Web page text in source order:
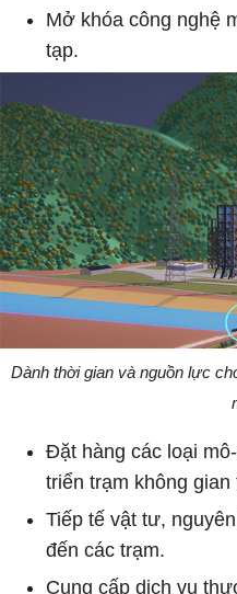
Mở khóa công nghệ
tạp.
Dành thời gian và nguồn lực
Đặt hàng các loại
triển trạm không
Tiếp tế vật tư,
đến các trạm.
Cung cấp dịch vụ